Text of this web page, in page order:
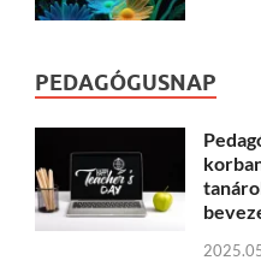
PEDAGÓGUSNAP